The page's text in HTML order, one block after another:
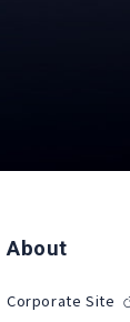
About
Corporate Site